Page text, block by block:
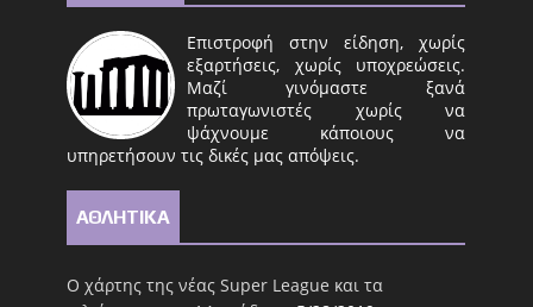
Επιστροφή στην είδηση, χωρίς
εξαρτήσεις, χωρίς υποχρεώσεις.
Μαζί γινόμαστε ξανά
πρωταγωνιστές χωρίς να
ψάχνουμε κάποιους να
υπηρετήσουν τις δικές μας απόψεις.
ΑΘΛΗΤΙΚΑ
Ο χάρτης της νέας Super League και τα